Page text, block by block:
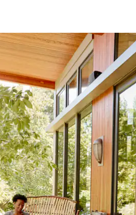
ზემოთ/ქვემოთ მიმართული